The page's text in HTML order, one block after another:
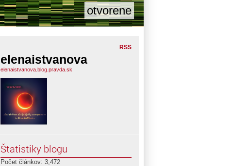
otvorene
RSS
elenaistvanova
elenaistvanova.blog.pravda.sk
Štatistiky blogu
Počet článkov: 3,472